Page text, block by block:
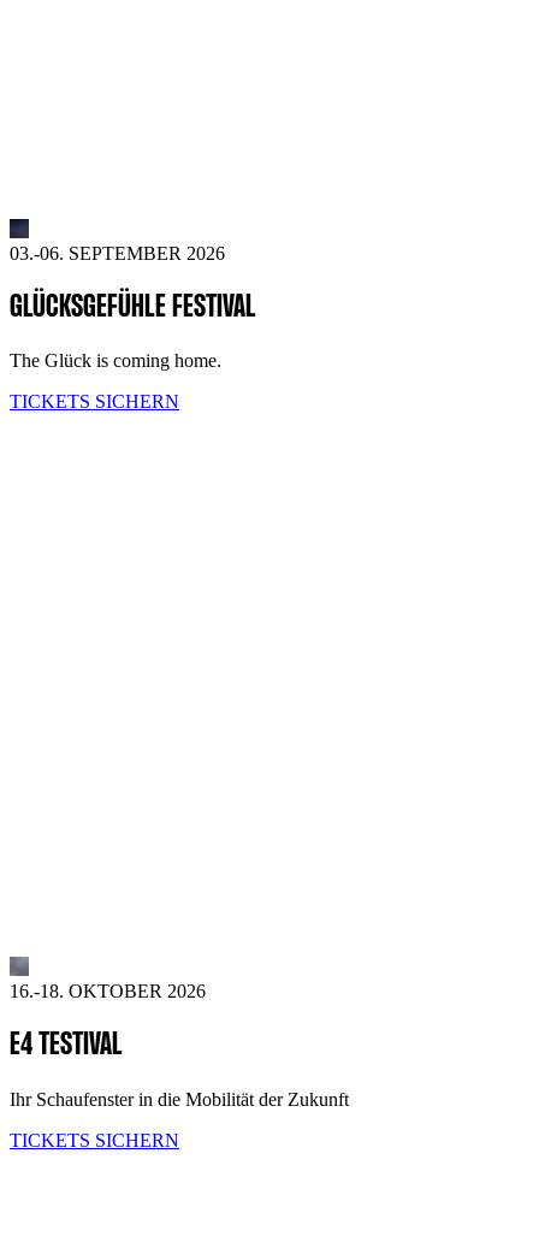
03.-06. SEPTEMBER 2026
GLÜCKSGEFÜHLE FESTIVAL
The Glück is coming home.
TICKETS SICHERN
16.-18. OKTOBER 2026
E4 TESTIVAL
Ihr Schaufenster in die Mobilität der Zukunft
TICKETS SICHERN